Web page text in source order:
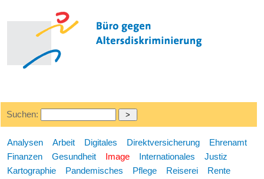
Suchen:
Analysen Arbeit Digitales Direktversicherung
Ehrenamt
Finanzen
Gesundheit Image Internationales
Justiz
Kartographie
Pandemisches Pflege Reiserei
Rente